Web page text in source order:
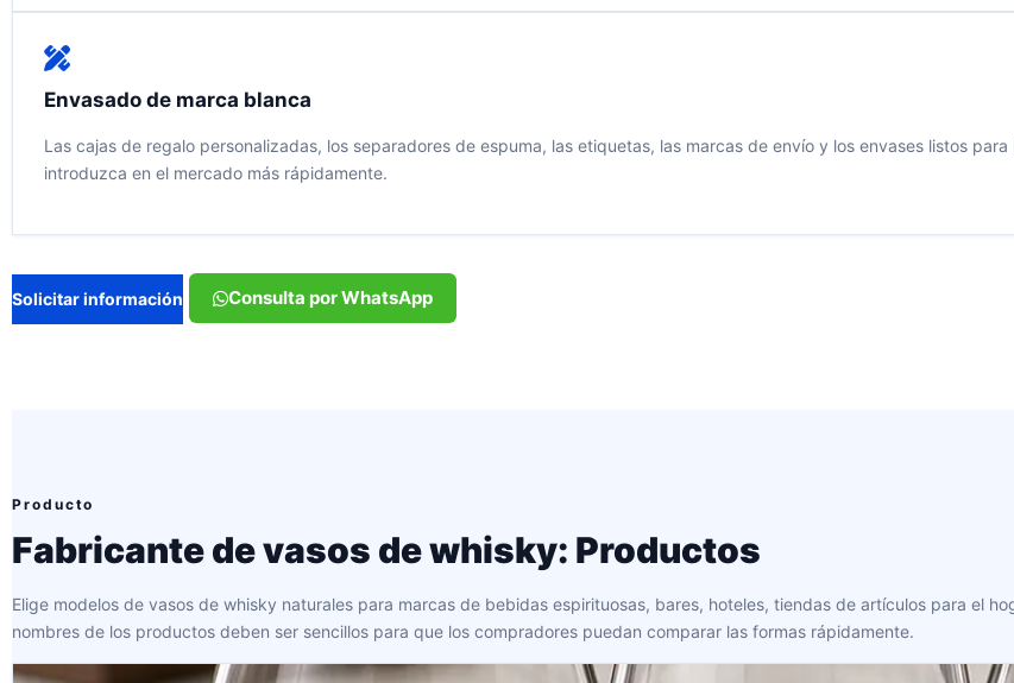
Envasado de marca blanca
Las cajas de regalo personalizadas, los separadores de espuma, las etiquetas, las marcas de envío y los envases listos
introduzca en el mercado más rápidamente.
Solicitar información Consulta por WhatsApp
Producto
Fabricante de vasos de whisky: Productos
Elige modelos de vasos de whisky naturales para marcas de bebidas espirituosas, bares, hoteles, tiendas de artículos para el
nombres de los productos deben ser sencillos para que los compradores puedan comparar las formas rápidamente.